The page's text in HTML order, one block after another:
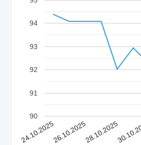
24.10.202526.10.202528.10.2025
90
91
92
93
94